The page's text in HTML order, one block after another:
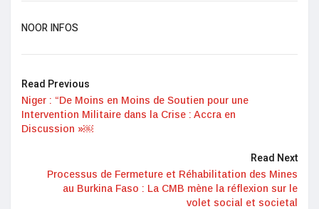
NOOR INFOS
Read Previous
Niger : “De Moins en Moins de Soutien pour une
Intervention Militaire dans la Crise : Accra en
Discussion »￼
Read Next
Processus de Fermeture et Réhabilitation des Mines
au Burkina Faso : La CMB mène la réflexion sur le
volet social et societal